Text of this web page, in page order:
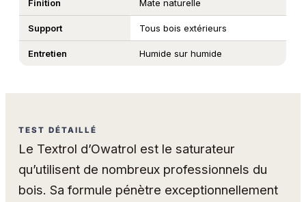
Finition Mate naturelle
Support Tous bois extérieurs
Entretien Humide sur humide
TEST DÉTAILLÉ
Le Textrol d’Owatrol est le saturateur
qu’utilisent de nombreux professionnels du
bois. Sa formule pénètre exceptionnellement